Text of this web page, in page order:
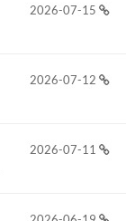
2026-07-15
2026-07-12
2026-07-11